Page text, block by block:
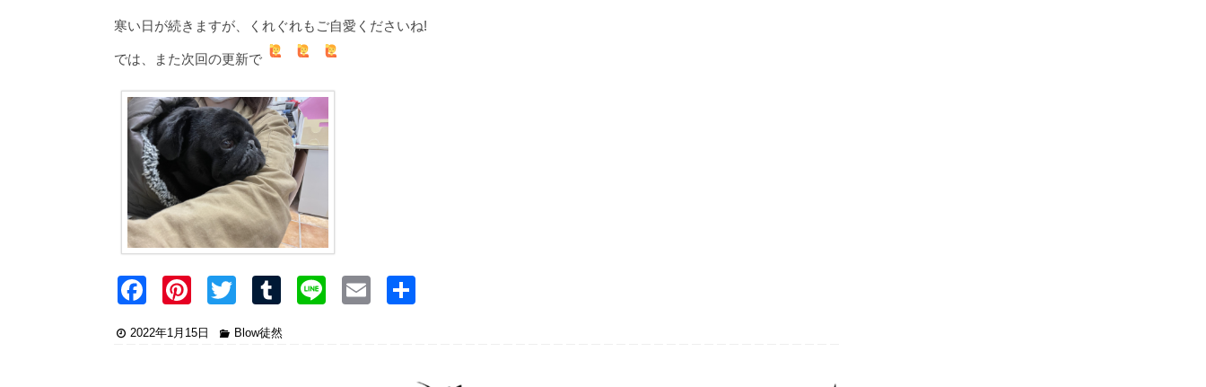
寒い日が続きますが、くれぐれもご自愛くださいね!
では、また次回の更新で
F
a
c
Pi
er
T
wi
tt
T
Li
E
2022年1月15日 Blow徒然